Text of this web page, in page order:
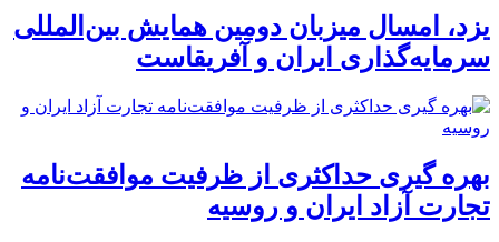
یزد، امسال میزبان دومین همایش بین‌المللی
سرمایه‌گذاری ایران و آفریقاست
بهره گیری حداکثری از ظرفیت موافقت‌نامه
تجارت آزاد ایران و روسیه